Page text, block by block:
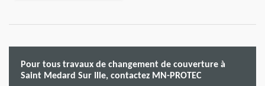
Pour tous travaux de changement de couverture à
Saint Medard Sur Ille, contactez MN-PROTEC